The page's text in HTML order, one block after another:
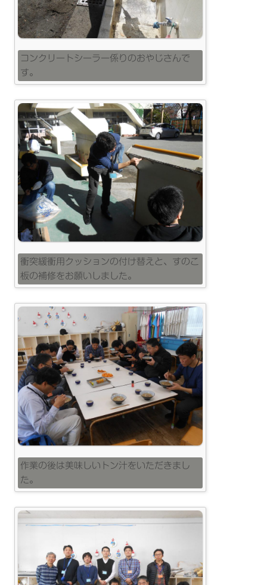
コンクリートシーラー係りのおやじさんで
す。
衝突緩衝用クッションの付け替えと、すのこ
板の補修をお願いしました。
作業の後は美味しいトン汁をいただきまし
た。